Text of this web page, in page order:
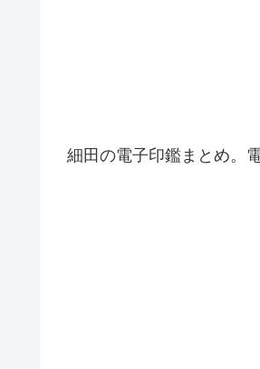
細田の電子印鑑まとめ。